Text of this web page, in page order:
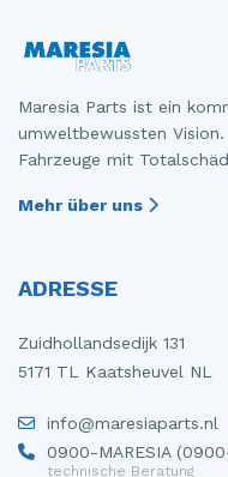
Maresia Parts ist ein
umweltbewussten
Fahrzeuge mit
Mehr über uns
ADRESSE
Zuidhollandsedijk 131
5171 TL Kaatsheuvel NL
info@maresiaparts.nl
0900-MARESIA
technische Beratung